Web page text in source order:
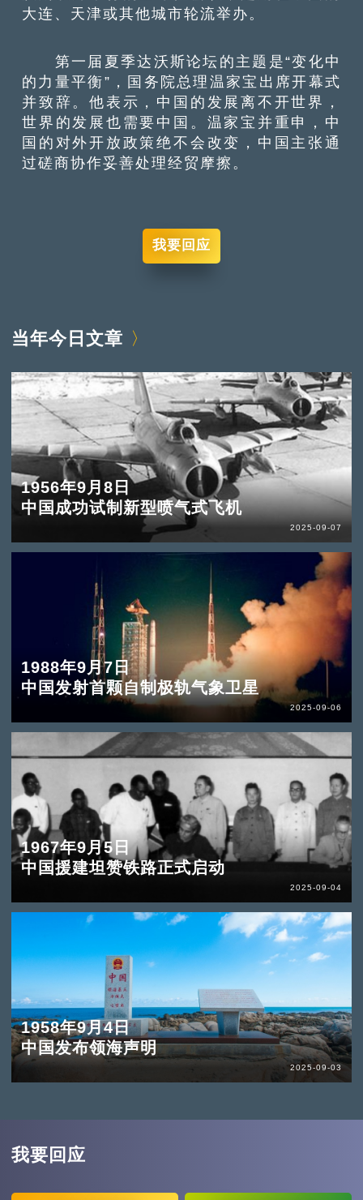
大连、天津或其他城市轮流举办。
第一届夏季达沃斯论坛的主题是“变化中
的力量平衡”，国务院总理温家宝出席开幕式
并致辞。他表示，中国的发展离不开世界，
世界的发展也需要中国。温家宝并重申，中
国的对外开放政策绝不会改变，中国主张通
过磋商协作妥善处理经贸摩擦。
我要回应
当年今日文章
1956年9月8日
中国成功试制新型喷气式飞机
2025-09-07
1988年9月7日
中国发射首颗自制极轨气象卫星
2025-09-06
1967年9月5日
中国援建坦赞铁路正式启动
2025-09-04
1958年9月4日
中国发布领海声明
2025-09-03
我要回应